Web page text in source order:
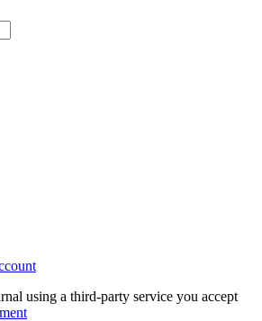
using a third-party service you accept